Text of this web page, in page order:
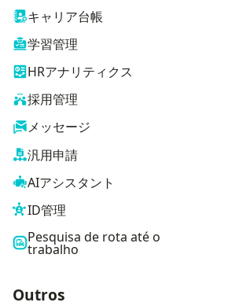
キャリア台帳
学習管理
HRアナリティクス
採用管理
メッセージ
汎用申請
AIアシスタント
ID管理
Pesquisa de rota até o
trabalho
Outros